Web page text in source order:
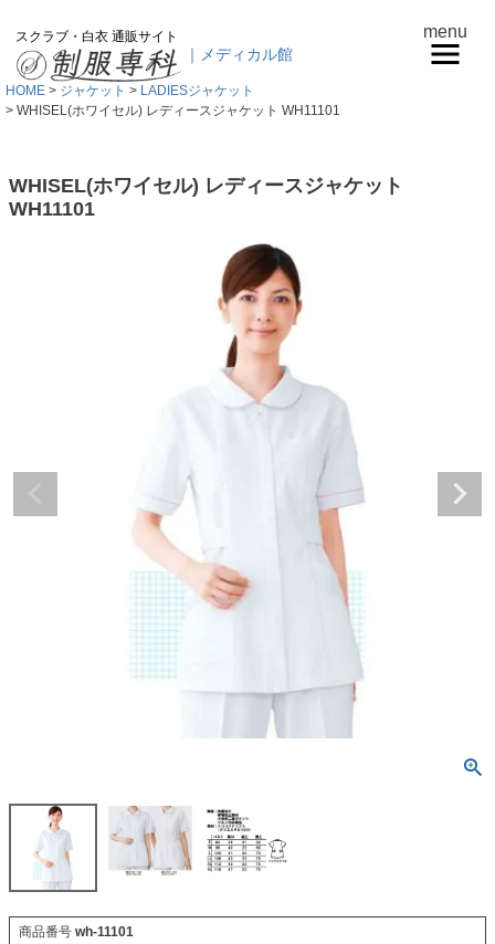
スクラブ・白衣 通販サイト
｜メディカル館
menu
HOME ジャケット
LADIESジャケット
WHISEL(ホワイセル) レディースジャケット WH11101
WHISEL(ホワイセル) レディースジャケット
WH11101
商品番号 wh-11101